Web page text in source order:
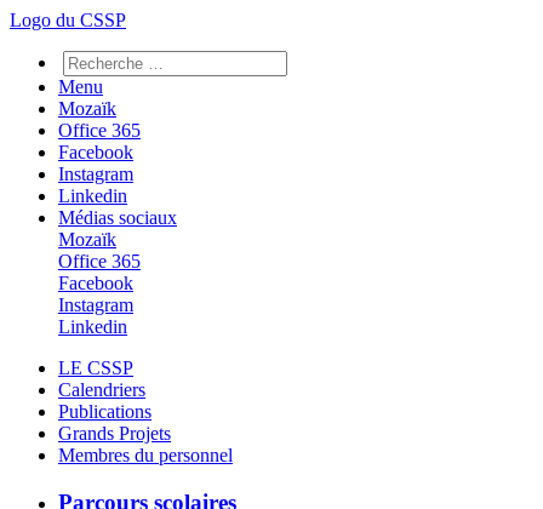
Logo du CSSP
Menu
Mozaïk
Office 365
Facebook
Instagram
Linkedin
Médias sociaux
Mozaïk
Office 365
Facebook
Instagram
Linkedin
LE CSSP
Calendriers
Publications
Grands Projets
Membres du personnel
Parcours scolaires